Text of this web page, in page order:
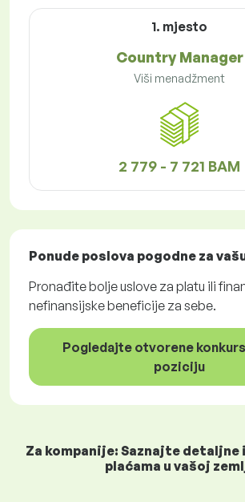
1. mjesto
Country Manager
Viši menadžment
2 779 - 7 721 BAM
Ponude poslova pogodne za
Pronađite bolje uslove za platu ili
nefinansijske beneficije za sebe.
Pogledajte otvorene
poziciju
Za kompanije: Saznajte
plaćama u vašoj